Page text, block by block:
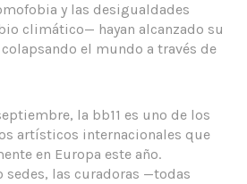
y las desigualdades
climático— hayan alcanzado su
el mundo a través de
la bb11 es uno de los
artísticos internacionales que
en Europa este año.
las curadoras —todas